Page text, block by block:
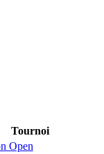
Tournoi
Open